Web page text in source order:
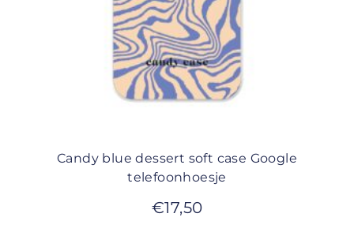
Candy blue dessert soft case Google
telefoonhoesje
€17,50